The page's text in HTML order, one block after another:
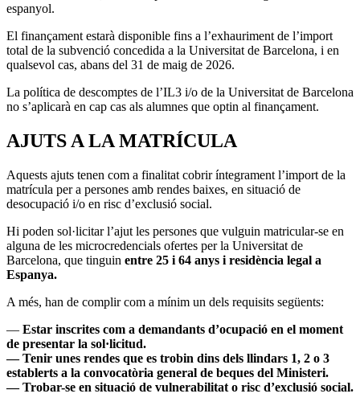
espanyol.
El finançament estarà disponible fins a l’exhauriment de l’import
total de la subvenció concedida a la Universitat de Barcelona, i en
qualsevol cas, abans del 31 de maig de 2026.
La política de descomptes de l’IL3 i/o de la Universitat de Barcelona
no s’aplicarà en cap cas als alumnes que optin al finançament.
AJUTS A LA MATRÍCULA
Aquests ajuts tenen com a finalitat cobrir íntegrament l’import de la
matrícula per a persones amb rendes baixes, en situació de
desocupació i/o en risc d’exclusió social.
Hi poden sol·licitar l’ajut les persones que vulguin matricular-se en
alguna de les microcredencials ofertes per la Universitat de
Barcelona, que tinguin entre 25 i 64 anys i residència legal a
Espanya.
A més, han de complir com a mínim un dels requisits següents:
— Estar inscrites com a demandants d’ocupació en el moment
de presentar la sol·licitud.
— Tenir unes rendes que es trobin dins dels llindars 1, 2 o 3
establerts a la convocatòria general de beques del Ministeri.
— Trobar-se en situació de vulnerabilitat o risc d’exclusió social.